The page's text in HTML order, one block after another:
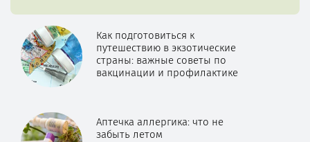
Как подготовиться к
путешествию в экзотические
страны: важные советы по
вакцинации и профилактике
Аптечка аллергика: что не
забыть летом